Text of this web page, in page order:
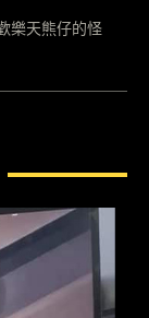
樂天熊仔的怪